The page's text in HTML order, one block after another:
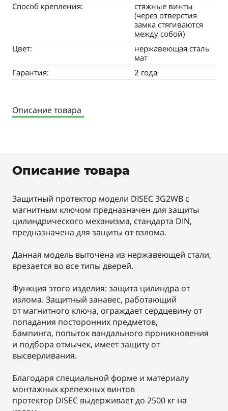
Способ крепления:
стяжные винты
(через отверстия
замка стягиваются
между собой)
Цвет:
нержавеющая сталь
мат
Гарантия:
2 года
Описание товара
Описание товара
Защитный протектор модели DISEC 3G2WB с
магнитным ключом предназначен для защиты
цилиндрического механизма, стандарта DIN,
предназначена для защиты от взлома.
Данная модель выточена из нержавеющей стали,
врезается во все типы дверей.
Функция этого изделия: защита цилиндра от
излома. Защитный занавес, работающий
от магнитного ключа, ограждает сердцевину от
попадания посторонних предметов,
бампинга, попыток вандального проникновения
и подбора отмычек, имеет защиту от
высверливания.
Благодаря специальной форме и материалу
монтажных крепежных винтов
протектор DISEC выдерживает до 2500 кг на